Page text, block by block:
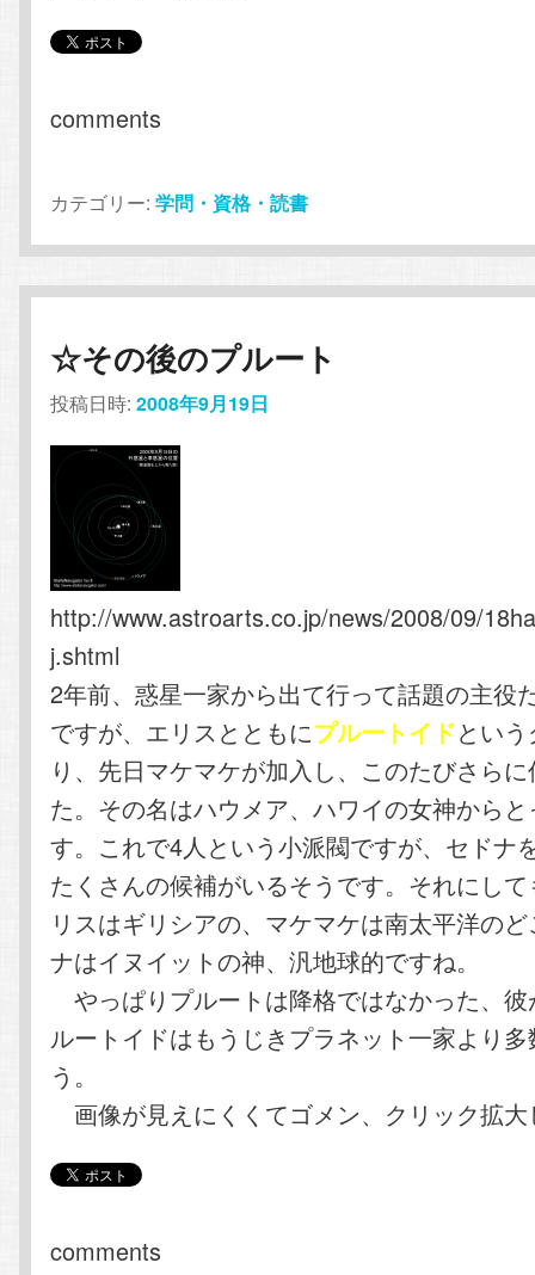
comments
カテゴリー: 学問・資格・読書
☆その後のプルート
投稿日時:2008年9月19日
http://www.astroarts.co.jp/news/2008/09/
j.shtml
2年前、惑星一家から出て行って話題の主役
ですが、エリスとともにプルートイドとい
り、先日マケマケが加入し、このたびさら
た。その名はハウメア、ハワイの女神から
す。これで4人という小派閥ですが、セドナ
たくさんの候補がいるそうです。それにし
リスはギリシアの、マケマケは南太平洋の
ナはイヌイットの神、汎地球的ですね。
やっぱりプルートは降格ではなかった、
ルートイドはもうじきプラネット一家より
う。
画像が見えにくくてゴメン、クリック拡
comments